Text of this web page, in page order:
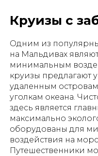
Круизы с
Одним из
на Мальдивах
минимальным
круизы предлагают
удаленным
уголкам океана.
здесь является
максимально
оборудованы для
воздействия на
Путешественники